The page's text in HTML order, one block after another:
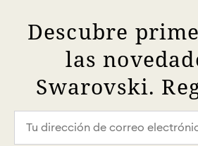
Descubre
las
Swarovski.